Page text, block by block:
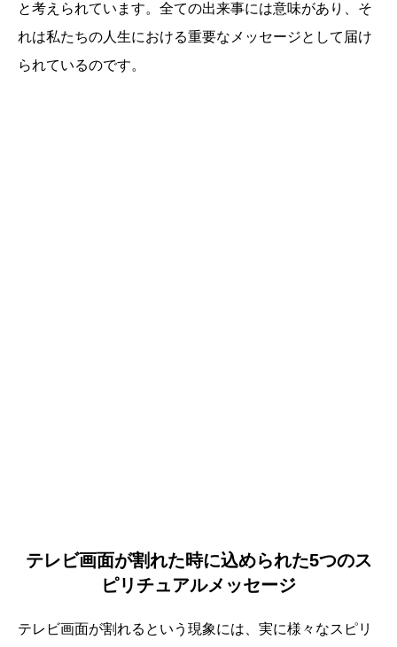
と考えられています。全ての出来事には意味があり、そ
れは私たちの人生における重要なメッセージとして届け
られているのです。
テレビ画面が割れた時に込められた5つのス
ピリチュアルメッセージ
テレビ画面が割れるという現象には、実に様々なスピリ